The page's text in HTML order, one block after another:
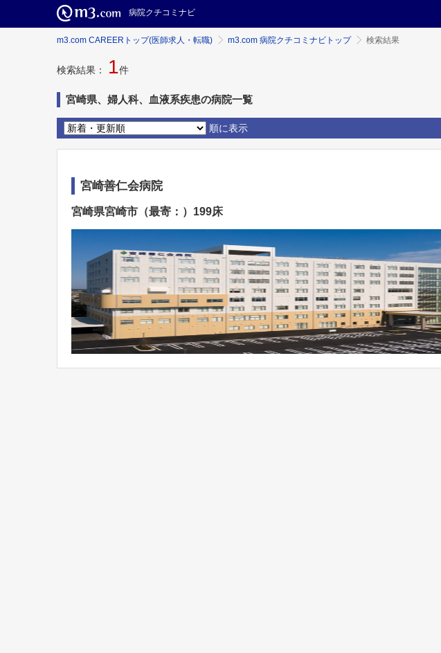
病院クチコミナビ
m3.com CAREERトップ(医師求人・転職) m3.com 病院クチコミナビトップ 検索結果
検索結果： 1件
宮崎県、婦人科、血液系疾患の病院一覧
順に表示
宮崎善仁会病院
宮崎県宮崎市（最寄：）199床